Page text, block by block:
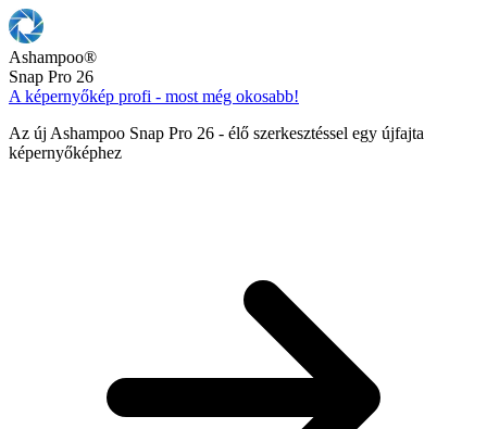
Ashampoo®
Snap Pro 26
A képernyőkép profi - most még okosabb!
Az új Ashampoo Snap Pro 26 - élő szerkesztéssel egy újfajta
képernyőképhez